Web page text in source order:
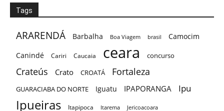
Tags
ARARENDÁ Barbalha Boa Viagem brasil
Camocim
Canindé
Cariri Caucaia ceara concurso
Crateús Crato CROATÁ Fortaleza
GUARACIABA DO NORTE Iguatu IPAPORANGA Ipu
Ipueiras Itapipoca Itarema Jericoacoara